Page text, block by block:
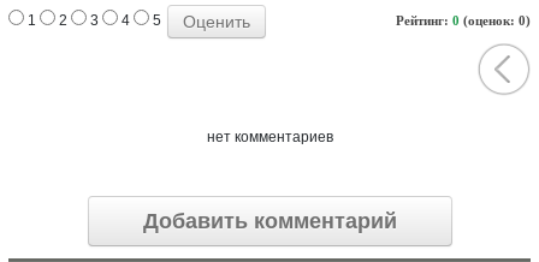
Рейтинг: 0 (оценок: 0)
1 2 3 4 5
нет комментариев
Добавить комментарий